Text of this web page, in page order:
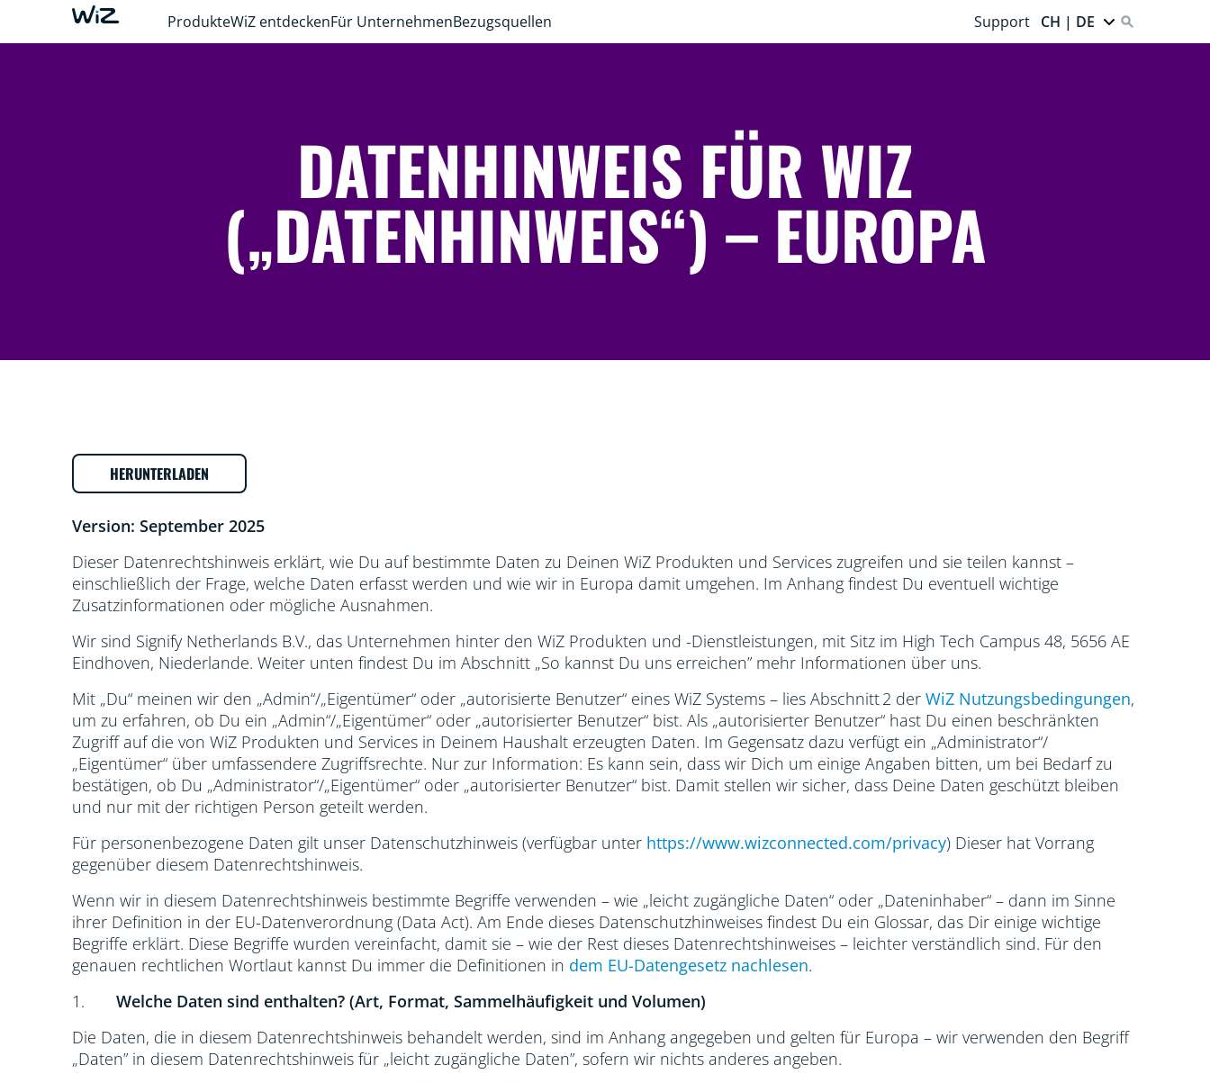
ProdukteWiZ entdeckenFür UnternehmenBezugsquellen Support CH | DE
DATENHINWEIS FÜR WIZ
(„DATENHINWEIS“) – EUROPA
HERUNTERLADEN
Version: September 2025
Dieser Datenrechtshinweis erklärt, wie Du auf bestimmte Daten zu Deinen WiZ Produkten und Services zugreifen und sie teilen kannst –
einschließlich der Frage, welche Daten erfasst werden und wie wir in Europa damit umgehen. Im Anhang findest Du eventuell wichtige
Zusatzinformationen oder mögliche Ausnahmen.
Wir sind Signify Netherlands B.V., das Unternehmen hinter den WiZ Produkten und -Dienstleistungen, mit Sitz im High Tech Campus 48, 5656 AE
Eindhoven, Niederlande. Weiter unten findest Du im Abschnitt „So kannst Du uns erreichen” mehr Informationen über uns.
Mit „Du“ meinen wir den „Admin“/„Eigentümer“ oder „autorisierte Benutzer“ eines WiZ Systems – lies Abschnitt 2 der WiZ Nutzungsbedingungen,
um zu erfahren, ob Du ein „Admin“/„Eigentümer“ oder „autorisierter Benutzer“ bist. Als „autorisierter Benutzer“ hast Du einen beschränkten
Zugriff auf die von WiZ Produkten und Services in Deinem Haushalt erzeugten Daten. Im Gegensatz dazu verfügt ein „Administrator“/
„Eigentümer“ über umfassendere Zugriffsrechte. Nur zur Information: Es kann sein, dass wir Dich um einige Angaben bitten, um bei Bedarf zu
bestätigen, ob Du „Administrator“/„Eigentümer“ oder „autorisierter Benutzer“ bist. Damit stellen wir sicher, dass Deine Daten geschützt bleiben
und nur mit der richtigen Person geteilt werden.
Für personenbezogene Daten gilt unser Datenschutzhinweis (verfügbar unter https://www.wizconnected.com/privacy) Dieser hat Vorrang
gegenüber diesem Datenrechtshinweis.
Wenn wir in diesem Datenrechtshinweis bestimmte Begriffe verwenden – wie „leicht zugängliche Daten“ oder „Dateninhaber“ – dann im Sinne
ihrer Definition in der EU-Datenverordnung (Data Act). Am Ende dieses Datenschutzhinweises findest Du ein Glossar, das Dir einige wichtige
Begriffe erklärt. Diese Begriffe wurden vereinfacht, damit sie – wie der Rest dieses Datenrechtshinweises – leichter verständlich sind. Für den
genauen rechtlichen Wortlaut kannst Du immer die Definitionen in dem EU-Datengesetz nachlesen.
1. Welche Daten sind enthalten? (Art, Format, Sammelhäufigkeit und Volumen)
Die Daten, die in diesem Datenrechtshinweis behandelt werden, sind im Anhang angegeben und gelten für Europa – wir verwenden den Begriff
„Daten” in diesem Datenrechtshinweis für „leicht zugängliche Daten”, sofern wir nichts anderes angeben.